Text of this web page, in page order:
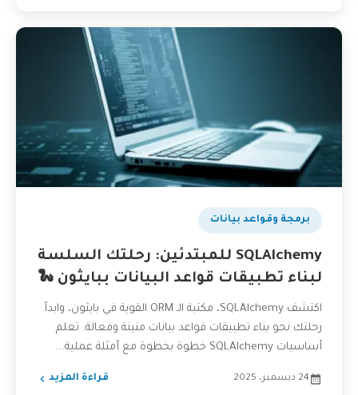
برمجة وقواعد بيانات
SQLAlchemy للمبتدئين: رحلتك السلسة
لبناء تطبيقات قواعد البيانات ببايثون 🐍
اكتشف SQLAlchemy، مكتبة الـ ORM القوية في بايثون، وابدأ
رحلتك نحو بناء تطبيقات قواعد بيانات متينة وفعالة. تعلم
أساسيات SQLAlchemy خطوة بخطوة مع أمثلة عملية...
24 ديسمبر، 2025 قراءة المزيد